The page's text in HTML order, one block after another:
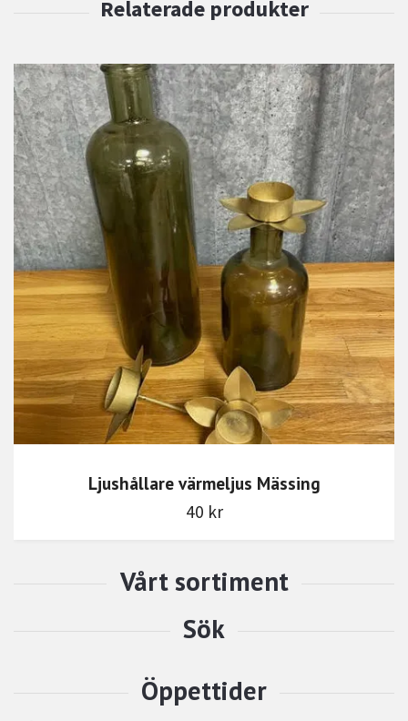
Ljushållare värmeljus Mässing
40 kr